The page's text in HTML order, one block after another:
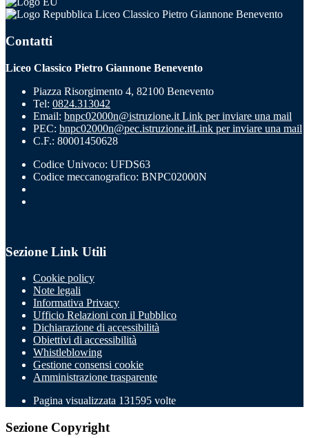
Liceo Classico Pietro Giannone Benevento
Contatti
Liceo Classico Pietro Giannone Benevento
Piazza Risorgimento 4, 82100 Benevento
Tel: 0824.313042
Email: bnpc02000n@istruzione.it Link per inviare una mail
PEC: bnpc02000n@pec.istruzione.itLink per inviare una mail
C.F.: 80001450628
Codice Univoco: UFDS63
Codice meccanografico: BNPC02000N
Sezione Link Utili
Cookie policy
Note legali
Informativa Privacy
Ufficio Relazioni con il Pubblico
Dichiarazione di accessibilità
Obiettivi di accessibilità
Whistleblowing
Gestione consensi cookie
Amministrazione trasparente
Pagina visualizzata 131595 volte
Sezione Copyright